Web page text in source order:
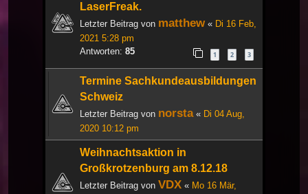
LaserFreak.
Letzter Beitrag von matthew « Di 16 Feb,
2021 5:28 pm
Antworten: 85 1 2 3
Termine Sachkundeausbildungen
Schweiz
Letzter Beitrag von norsta« Di 04 Aug,
2020 10:12 pm
Weihnachtsaktion in
Großkrotzenburg am 8.12.18
Letzter Beitrag von VDX « Mo 16 Mär,